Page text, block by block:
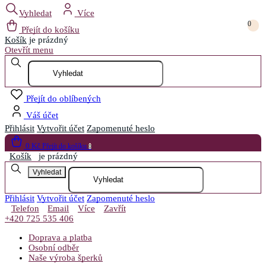
Vyhledat
Více
Přejít do košíku
0
Košík je prázdný
Otevřít menu
Přejít do oblíbených
Váš účet
Přihlásit Vytvořit účet Zapomenuté heslo
0 Kč Přejít do košíku 0
Košík je prázdný
Vyhledat
Přihlásit Vytvořit účet Zapomenuté heslo
Telefon
Email Více
Zavřít
+420 725 535 406
Doprava a platba
Osobní odběr
Naše výroba šperků